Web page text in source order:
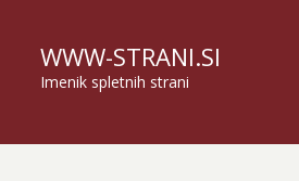
WWW-STRANI.SI
Imenik spletnih strani